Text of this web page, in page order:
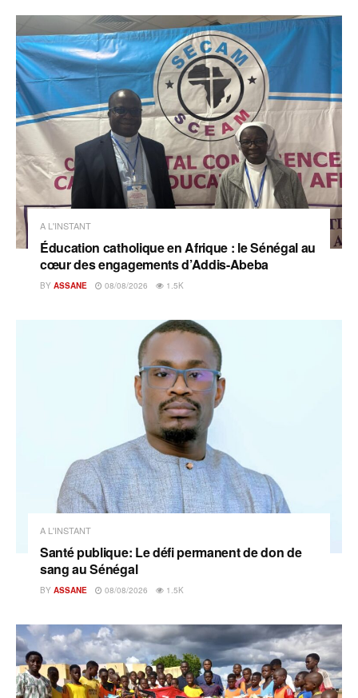
A L'INSTANT
Éducation catholique en Afrique : le Sénégal au
cœur des engagements d’Addis-Abeba
BY ASSANE 08/08/2026 1.5K
A L'INSTANT
Santé publique: Le défi permanent de don de
sang au Sénégal
BY ASSANE 08/08/2026 1.5K